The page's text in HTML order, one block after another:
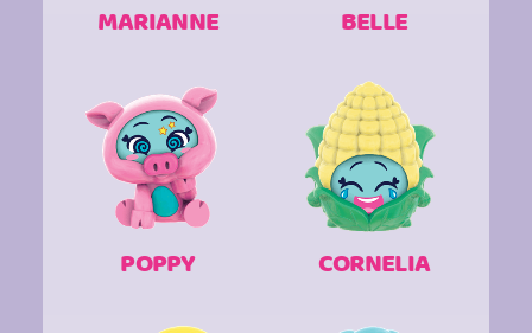
MARIANNE BELLE
POPPY CORNELIA